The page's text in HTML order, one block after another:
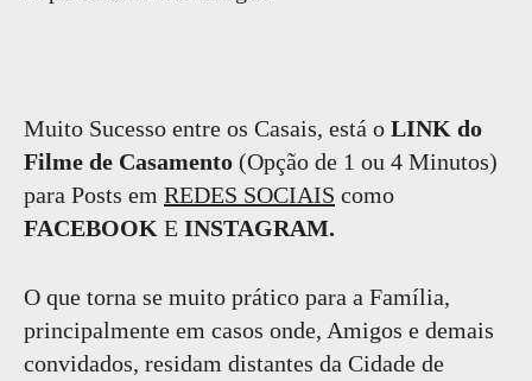
Muito Sucesso entre os Casais, está o LINK do
Filme de Casamento (Opção de 1 ou 4 Minutos)
para Posts em REDES SOCIAIS como
FACEBOOK E INSTAGRAM.
O que torna se muito prático para a Família,
principalmente em casos onde, Amigos e demais
convidados, residam distantes da Cidade de